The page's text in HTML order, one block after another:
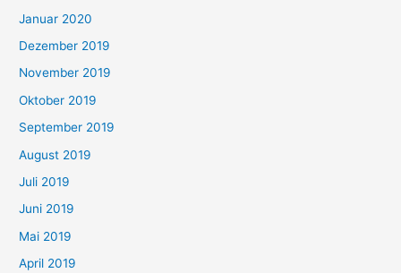
Januar 2020
Dezember 2019
November 2019
Oktober 2019
September 2019
August 2019
Juli 2019
Juni 2019
Mai 2019
April 2019